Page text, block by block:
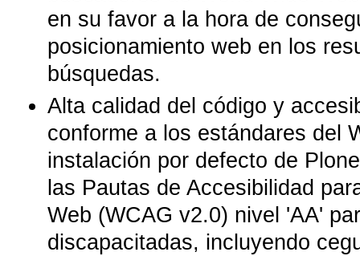
en su favor a la hora de
posicionamiento web en los
búsquedas.
Alta calidad del código y
conforme a los estándares del
instalación por defecto de
las Pautas de Accesibilidad
Web (WCAG v2.0) nivel 'AA'
discapacitadas, incluyendo